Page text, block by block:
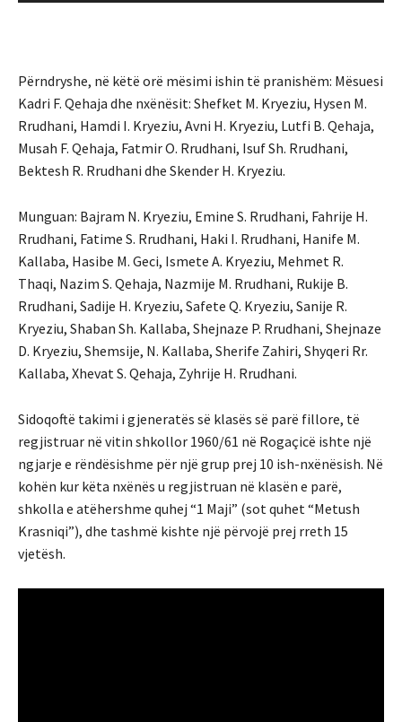
Përndryshe, në këtë orë mësimi ishin të pranishëm: Mësuesi
Kadri F. Qehaja dhe nxënësit: Shefket M. Kryeziu, Hysen M.
Rrudhani, Hamdi I. Kryeziu, Avni H. Kryeziu, Lutfi B. Qehaja,
Musah F. Qehaja, Fatmir O. Rrudhani, Isuf Sh. Rrudhani,
Bektesh R. Rrudhani dhe Skender H. Kryeziu.
Munguan: Bajram N. Kryeziu, Emine S. Rrudhani, Fahrije H.
Rrudhani, Fatime S. Rrudhani, Haki I. Rrudhani, Hanife M.
Kallaba, Hasibe M. Geci, Ismete A. Kryeziu, Mehmet R.
Thaqi, Nazim S. Qehaja, Nazmije M. Rrudhani, Rukije B.
Rrudhani, Sadije H. Kryeziu, Safete Q. Kryeziu, Sanije R.
Kryeziu, Shaban Sh. Kallaba, Shejnaze P. Rrudhani, Shejnaze
D. Kryeziu, Shemsije, N. Kallaba, Sherife Zahiri, Shyqeri Rr.
Kallaba, Xhevat S. Qehaja, Zyhrije H. Rrudhani.
Sidoqoftë takimi i gjeneratës së klasës së parë fillore, të
regjistruar në vitin shkollor 1960/61 në Rogaçicë ishte një
ngjarje e rëndësishme për një grup prej 10 ish-nxënësish. Në
kohën kur këta nxënës u regjistruan në klasën e parë,
shkolla e atëhershme quhej “1 Maji” (sot quhet “Metush
Krasniqi”), dhe tashmë kishte një përvojë prej rreth 15
vjetësh.